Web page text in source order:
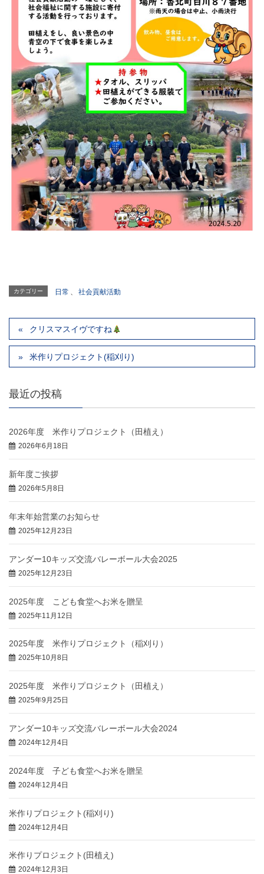
カテゴリー 日常 、 社会貢献活動
クリスマスイヴですね
米作りプロジェクト(稲刈り)
最近の投稿
2026年度 米作りプロジェクト（田植え）
2026年6月18日
新年度ご挨拶
2026年5月8日
年末年始営業のお知らせ
2025年12月23日
アンダー10キッズ交流バレーボール大会2025
2025年12月23日
2025年度 こども食堂へお米を贈呈
2025年11月12日
2025年度 米作りプロジェクト（稲刈り）
2025年10月8日
2025年度 米作りプロジェクト（田植え）
2025年9月25日
アンダー10キッズ交流バレーボール大会2024
2024年12月4日
2024年度 子ども食堂へお米を贈呈
2024年12月4日
米作りプロジェクト(稲刈り)
2024年12月4日
米作りプロジェクト(田植え)
2024年12月3日